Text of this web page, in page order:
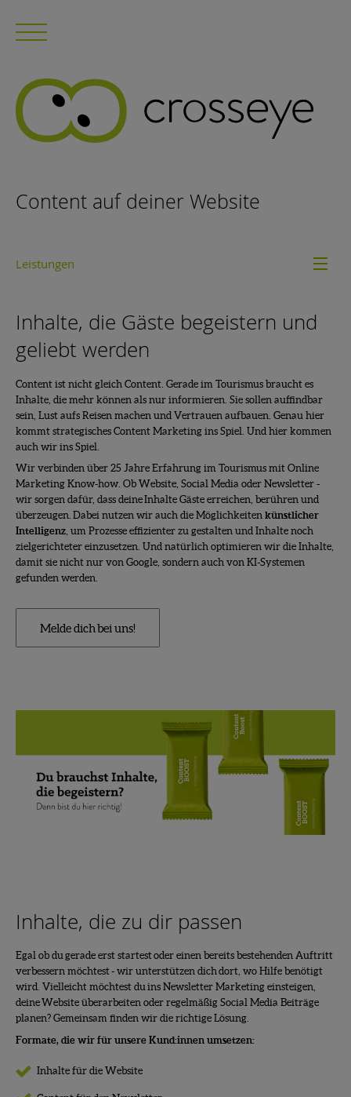
Content auf deiner Website
Leistungen
Inhalte, die Gäste begeistern und
geliebt werden
Content ist nicht gleich Content. Gerade im Tourismus braucht es
Inhalte, die mehr können als nur informieren. Sie sollen auffindbar
sein, Lust aufs Reisen machen und Vertrauen aufbauen. Genau hier
kommt strategisches Content Marketing ins Spiel. Und hier kommen
auch wir ins Spiel.
Wir verbinden über 25 Jahre Erfahrung im Tourismus mit Online
Marketing Know-how. Ob Website, Social Media oder Newsletter -
wir sorgen dafür, dass deine Inhalte Gäste erreichen, berühren und
überzeugen. Dabei nutzen wir auch die Möglichkeiten künstlicher
Intelligenz, um Prozesse effizienter zu gestalten und Inhalte noch
zielgerichteter einzusetzen. Und natürlich optimieren wir die Inhalte,
damit sie nicht nur von Google, sondern auch von KI-Systemen
gefunden werden.
Melde dich bei uns!
Inhalte, die zu dir passen
Egal ob du gerade erst startest oder einen bereits bestehenden Auftritt
verbessern möchtest - wir unterstützen dich dort, wo Hilfe benötigt
wird. Vielleicht möchtest du ins Newsletter Marketing einsteigen,
deine Website überarbeiten oder regelmäßig Social Media Beiträge
planen? Gemeinsam finden wir die richtige Lösung.
Formate, die wir für unsere Kund:innen umsetzen:
Inhalte für die Website